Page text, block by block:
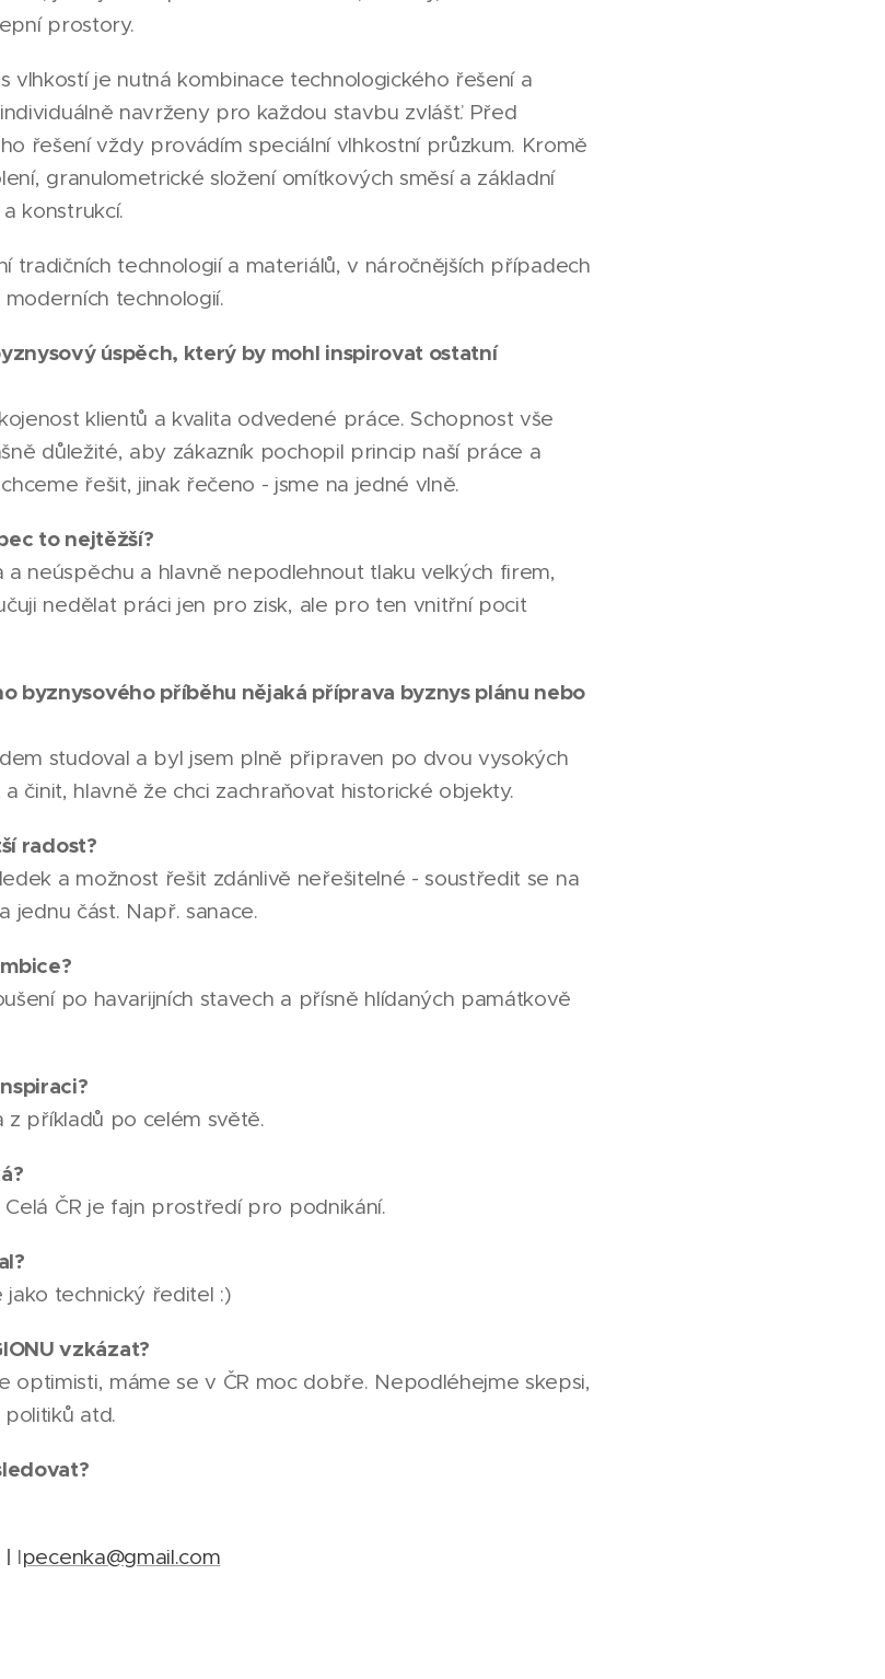
prostory.
vlhkostí je nutná kombinace technologického řešení a
navrženy pro každou stavbu zvlášť. Před
řešení vždy provádím speciální vlhkostní průzkum. Kromě
granulometrické složení omítkových směsí a základní
konstrukcí.
tradičních technologií a materiálů, v náročnějších případech
technologií.
úspěch, který by mohl inspirovat ostatní
klientů a kvalita odvedené práce. Schopnost vše
důležité, aby zákazník pochopil princip naší práce a
řešit, jinak řečeno - jsme na jedné vlně.
to nejtěžší?
a neúspěchu a hlavně nepodlehnout tlaku velkých firem,
nedělat práci jen pro zisk, ale pro ten vnitřní pocit
byznysového příběhu nějaká příprava byznys plánu nebo
studoval a byl jsem plně připraven po dvou vysokých
činit, hlavně že chci zachraňovat historické objekty.
radost?
a možnost řešit zdánlivě neřešitelné - soustředit se na
jednu část. Např. sanace.
po havarijních stavech a přísně hlídaných památkově
z příkladů po celém světě.
ČR je fajn prostředí pro podnikání.
jako technický ředitel :)
vzkázat?
optimisti, máme se v ČR moc dobře. Nepodléhejme skepsi,
atd.
lpecenka@gmail.com